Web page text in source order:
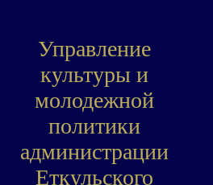
Управление
культуры и
молодежной
политики
администрации
Еткульского